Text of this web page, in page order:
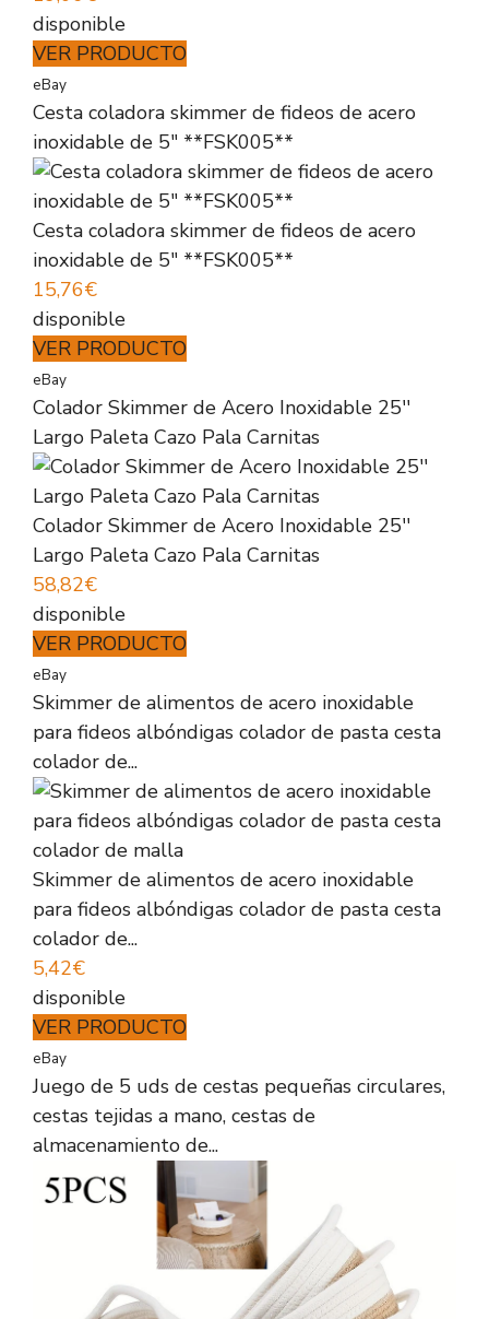
disponible
VER PRODUCTO
eBay
Cesta coladora skimmer de fideos de acero
inoxidable de 5" **FSK005**
Cesta coladora skimmer de fideos de acero
inoxidable de 5" **FSK005**
15,76€
disponible
VER PRODUCTO
eBay
Colador Skimmer de Acero Inoxidable 25′′
Largo Paleta Cazo Pala Carnitas
Colador Skimmer de Acero Inoxidable 25′′
Largo Paleta Cazo Pala Carnitas
58,82€
disponible
VER PRODUCTO
eBay
Skimmer de alimentos de acero inoxidable
para fideos albóndigas colador de pasta cesta
colador de...
Skimmer de alimentos de acero inoxidable
para fideos albóndigas colador de pasta cesta
colador de...
5,42€
disponible
VER PRODUCTO
eBay
Juego de 5 uds de cestas pequeñas circulares,
cestas tejidas a mano, cestas de
almacenamiento de...